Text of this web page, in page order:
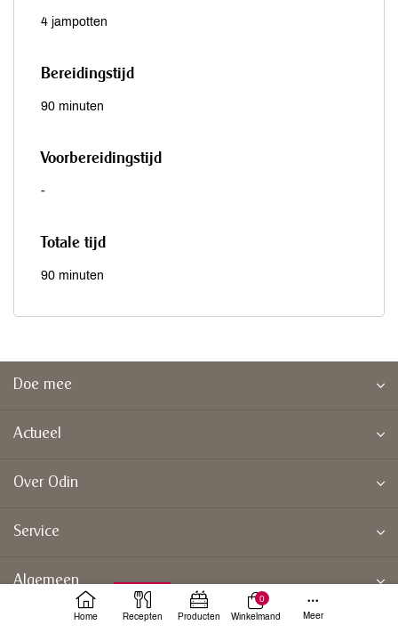
4 jampotten
Bereidingstijd
90 minuten
Voorbereidingstijd
-
Totale tijd
90 minuten
Doe mee
Actueel
Over Odin
Service
Algemeen
Home Recepten Producten
0
Winkelmand
Meer